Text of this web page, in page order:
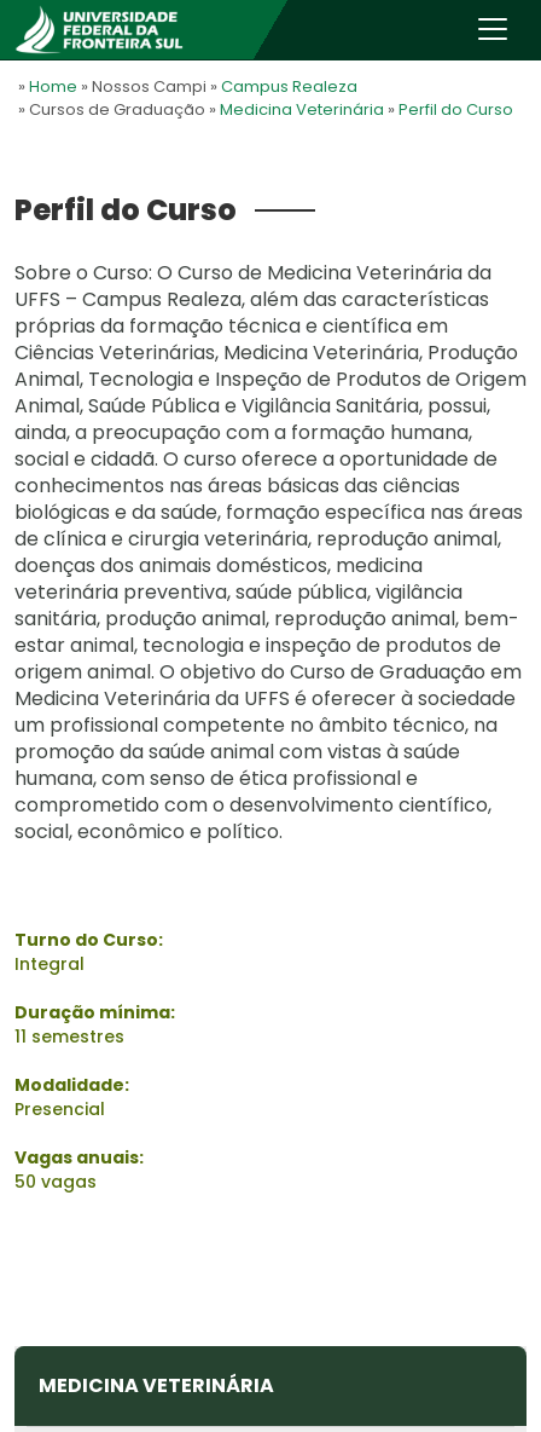
» Home » Nossos Campi » Campus Realeza
» Cursos de Graduação » Medicina Veterinária » Perfil do Curso
Perfil do Curso
Sobre o Curso: O Curso de Medicina Veterinária da
UFFS – Campus Realeza, além das características
próprias da formação técnica e científica em
Ciências Veterinárias, Medicina Veterinária, Produção
Animal, Tecnologia e Inspeção de Produtos de Origem
Animal, Saúde Pública e Vigilância Sanitária, possui,
ainda, a preocupação com a formação humana,
social e cidadã. O curso oferece a oportunidade de
conhecimentos nas áreas básicas das ciências
biológicas e da saúde, formação específica nas áreas
de clínica e cirurgia veterinária, reprodução animal,
doenças dos animais domésticos, medicina
veterinária preventiva, saúde pública, vigilância
sanitária, produção animal, reprodução animal, bem-
estar animal, tecnologia e inspeção de produtos de
origem animal. O objetivo do Curso de Graduação em
Medicina Veterinária da UFFS é oferecer à sociedade
um profissional competente no âmbito técnico, na
promoção da saúde animal com vistas à saúde
humana, com senso de ética profissional e
comprometido com o desenvolvimento científico,
social, econômico e político.
Turno do Curso:
Integral
Duração mínima:
11 semestres
Modalidade:
Presencial
Vagas anuais:
50 vagas
MEDICINA VETERINÁRIA